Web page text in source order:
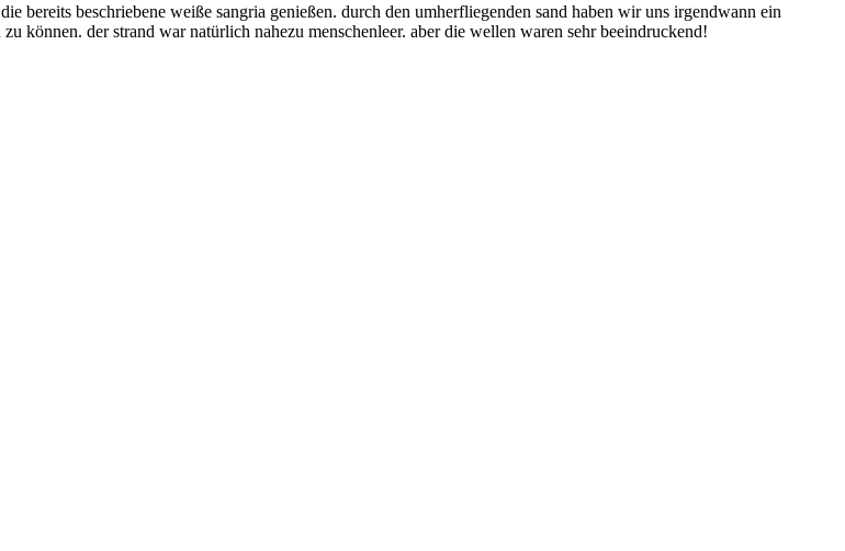
bereits beschriebene weiße sangria genießen. durch den umherfliegenden sand haben wir uns irgendwann ein
können. der strand war natürlich nahezu menschenleer. aber die wellen waren sehr beeindruckend!